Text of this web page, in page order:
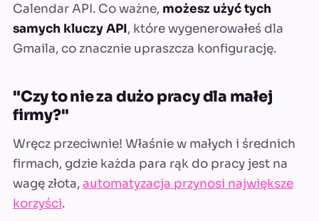
Calendar API. Co ważne, możesz użyć tych
samych kluczy API, które wygenerowałeś dla
Gmaila, co znacznie upraszcza konfigurację.
"Czy to nie za dużo pracy dla małej
firmy?"
Wręcz przeciwnie! Właśnie w małych i średnich
firmach, gdzie każda para rąk do pracy jest na
wagę złota,automatyzacja przynosi największe
korzyści.